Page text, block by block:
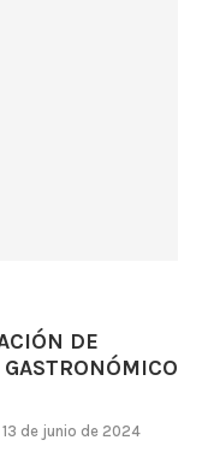
DE
13 de junio de 2024